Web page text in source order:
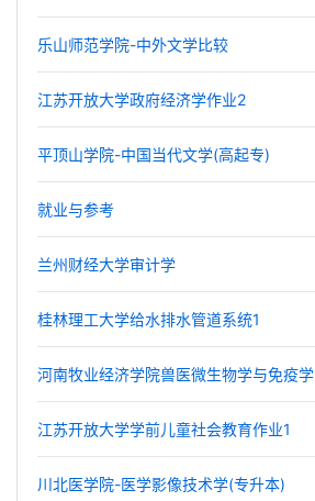
乐山师范学院-中外文学比较
江苏开放大学政府经济学作业2
平顶山学院-中国当代文学(高起专)
就业与参考
兰州财经大学审计学
桂林理工大学给水排水管道系统1
河南牧业经济学院兽医微生物学与免疫学
江苏开放大学学前儿童社会教育作业1
川北医学院-医学影像技术学(专升本)